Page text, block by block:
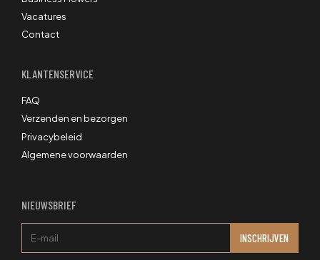
Vacatures
Contact
KLANTENSERVICE
FAQ
Verzenden en bezorgen
Privacybeleid
Algemene voorwaarden
NIEUWSBRIEF